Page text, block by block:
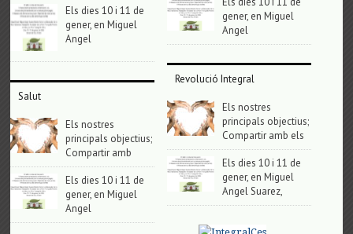
Els dies 10 i 11 de
gener, en Miguel
Angel
Salut
Els nostres
principals objectius;
Compartir amb
Els dies 10 i 11 de
gener, en Miguel
Angel
gener, en Miguel
Angel
Revolució Integral
Els nostres
principals objectius;
Compartir amb els
Els dies 10 i 11 de
gener, en Miguel
Angel Suarez,